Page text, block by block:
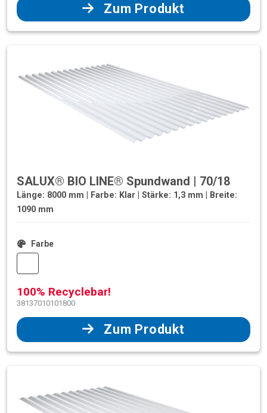
Zum Produkt
SALUX® BIO LINE® Spundwand | 70/18
Länge: 8000 mm | Farbe: Klar | Stärke: 1,3 mm | Breite:
1090 mm
Farbe
100% Recyclebar!
38137010101800
Zum Produkt